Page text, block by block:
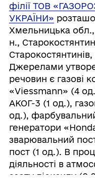
філії ТОВ
УКРАЇНИ»
Хмельницька обл.,
н.,
Джерелами
речовин є газові
«Viessmann» (4
АКОГ-3 (1 од.),
од.),
генератори
зварювальний
пост (1 од.). В
діяльності в
азоту діоксиду